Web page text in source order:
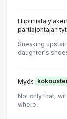
Hiipimistä
partiojohtajan
Sneaking
daughter's
Myös
Not only that,
where.